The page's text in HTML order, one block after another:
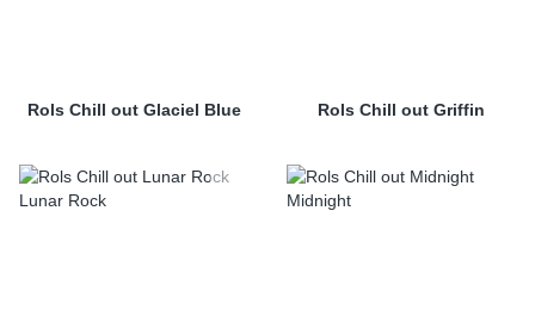
Rols Chill out Glaciel Blue Rols Chill out Griffin